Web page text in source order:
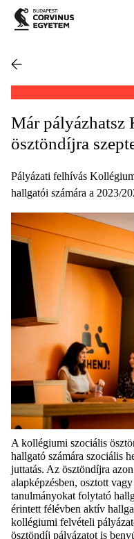
Már
ösztöndíjra
Pályázati felhívás
hallgatói számára a 2023/
A kollégiumi szociális
hallgató számára szociális
juttatás. Az ösztöndíjra
alapképzésben, osztott
tanulmányokat folytató
érintett félévben aktív
kollégiumi felvételi
ösztöndíj pályázatot is